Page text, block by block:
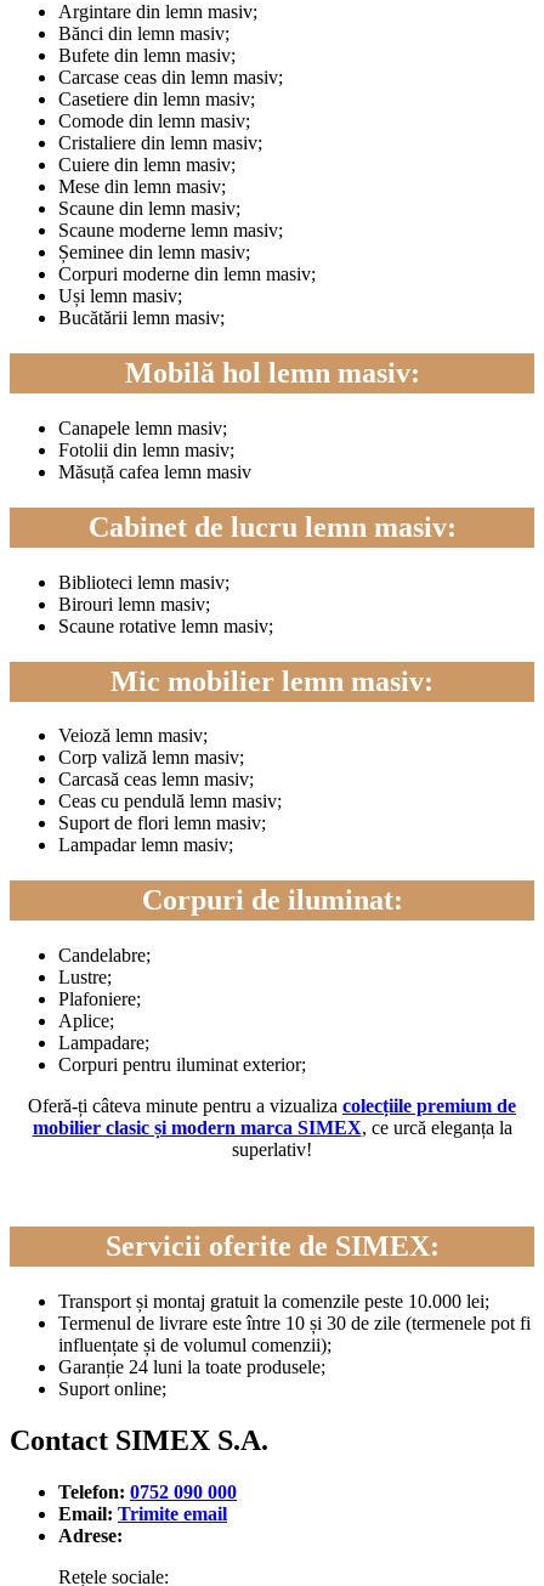
Argintare din lemn masiv;
Bănci din lemn masiv;
Bufete din lemn masiv;
Carcase ceas din lemn masiv;
Casetiere din lemn masiv;
Comode din lemn masiv;
Cristaliere din lemn masiv;
Cuiere din lemn masiv;
Mese din lemn masiv;
Scaune din lemn masiv;
Scaune moderne lemn masiv;
Șeminee din lemn masiv;
Corpuri moderne din lemn masiv;
Uși lemn masiv;
Bucătării lemn masiv;
Mobilă hol lemn masiv:
Canapele lemn masiv;
Fotolii din lemn masiv;
Măsuță cafea lemn masiv
Cabinet de lucru lemn masiv:
Biblioteci lemn masiv;
Birouri lemn masiv;
Scaune rotative lemn masiv;
Mic mobilier lemn masiv:
Veioză lemn masiv;
Corp valiză lemn masiv;
Carcasă ceas lemn masiv;
Ceas cu pendulă lemn masiv;
Suport de flori lemn masiv;
Lampadar lemn masiv;
Corpuri de iluminat:
Candelabre;
Lustre;
Plafoniere;
Aplice;
Lampadare;
Corpuri pentru iluminat exterior;
Oferă-ți câteva minute pentru a vizualiza colecțiile premium de
mobilier clasic și modern marca SIMEX, ce urcă eleganța la
superlativ!
Servicii oferite de SIMEX:
Transport și montaj gratuit la comenzile peste 10.000 lei;
Termenul de livrare este între 10 și 30 de zile (termenele pot fi
influențate și de volumul comenzii);
Garanție 24 luni la toate produsele;
Suport online;
Contact SIMEX S.A.
Telefon: 0752 090 000
Email: Trimite email
Adrese:
Rețele sociale: